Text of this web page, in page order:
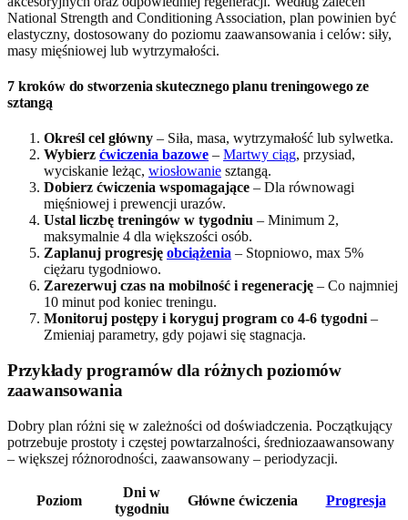
National Strength and Conditioning Association, plan powinien być
elastyczny, dostosowany do poziomu zaawansowania i celów: siły,
masy mięśniowej lub wytrzymałości.
7 kroków do stworzenia skutecznego planu treningowego ze
sztangą
Określ cel główny – Siła, masa, wytrzymałość lub sylwetka.
Wybierz ćwiczenia bazowe – Martwy ciąg, przysiad,
wyciskanie leżąc, wiosłowanie sztangą.
Dobierz ćwiczenia wspomagające – Dla równowagi
mięśniowej i prewencji urazów.
Ustal liczbę treningów w tygodniu – Minimum 2,
maksymalnie 4 dla większości osób.
Zaplanuj progresję obciążenia – Stopniowo, max 5%
ciężaru tygodniowo.
Zarezerwuj czas na mobilność i regenerację – Co najmniej
10 minut pod koniec treningu.
Monitoruj postępy i koryguj program co 4-6 tygodni –
Zmieniaj parametry, gdy pojawi się stagnacja.
Przykłady programów dla różnych poziomów
zaawansowania
Dobry plan różni się w zależności od doświadczenia. Początkujący
potrzebuje prostoty i częstej powtarzalności, średniozaawansowany
– większej różnorodności, zaawansowany – periodyzacji.
Poziom
Dni w
tygodniu
Główne ćwiczenia Progresja